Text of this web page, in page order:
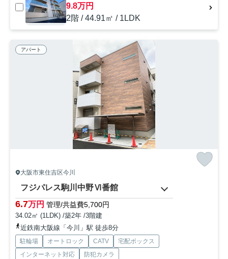
9.8万円
2階 / 44.91㎡ / 1LDK
アパート
大阪市東住吉区今川
フジパレス駒川中野Ⅵ番館
6.7万円 管理/共益費5,700円
34.02㎡ (1LDK) /築2年 /3階建
近鉄南大阪線「今川」駅 徒歩8分
駐輪場 オートロック CATV
宅配ボックス
インターネット対応
防犯カメラ